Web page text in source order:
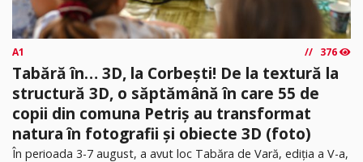
A1 376
Tabără în… 3D, la Corbești! De la textură la
structură 3D, o săptămână în care 55 de
copii din comuna Petriș au transformat
natura în fotografii și obiecte 3D (foto)
În perioada 3-7 august, a avut loc Tabăra de Vară, ediția a V-a,